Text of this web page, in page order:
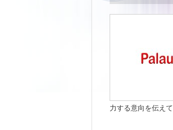
力する意向を伝え